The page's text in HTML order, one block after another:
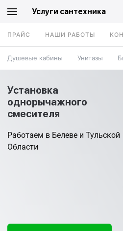
Услуги сантехника
ПРАЙС НАШИ РАБОТЫ
Душевые кабины Унитазы
Установка
однорычажного
смесителя
Работаем в Белеве и Тульской
Области